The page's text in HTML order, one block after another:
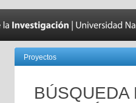
Proyectos
BÚSQUEDA